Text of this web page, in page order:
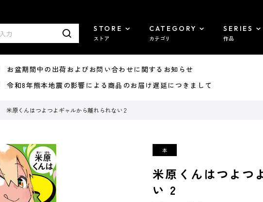
STORE
ストア
CATEGORY
カテゴリ
SERIES
作品
盆期間中の出荷およびお問い合わせに関するお知らせ
和8年熊本地震の影響による商品のお届け遅延につきまして
米原くんはつよつよギャルから離れられない 2
米原くんはつよつ
い 2